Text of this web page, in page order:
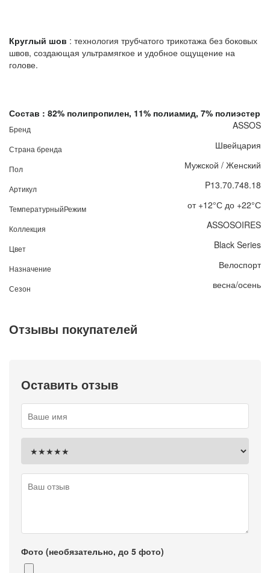
Круглый шов : технология трубчатого трикотажа без боковых
швов, создающая ультрамягкое и удобное ощущение на
голове.
Состав : 82% полипропилен, 11% полиамид, 7% полиэстер
Бренд ASSOS
Страна бренда Швейцария
Пол Мужской / Женский
Артикул P13.70.748.18
ТемпературныйРежим от +12°С до +22°С
Коллекция ASSOSOIRES
Цвет Black Series
Назначение Велоспорт
Сезон весна/осень
Отзывы покупателей
Оставить отзыв
Фото (необязательно, до 5 фото)